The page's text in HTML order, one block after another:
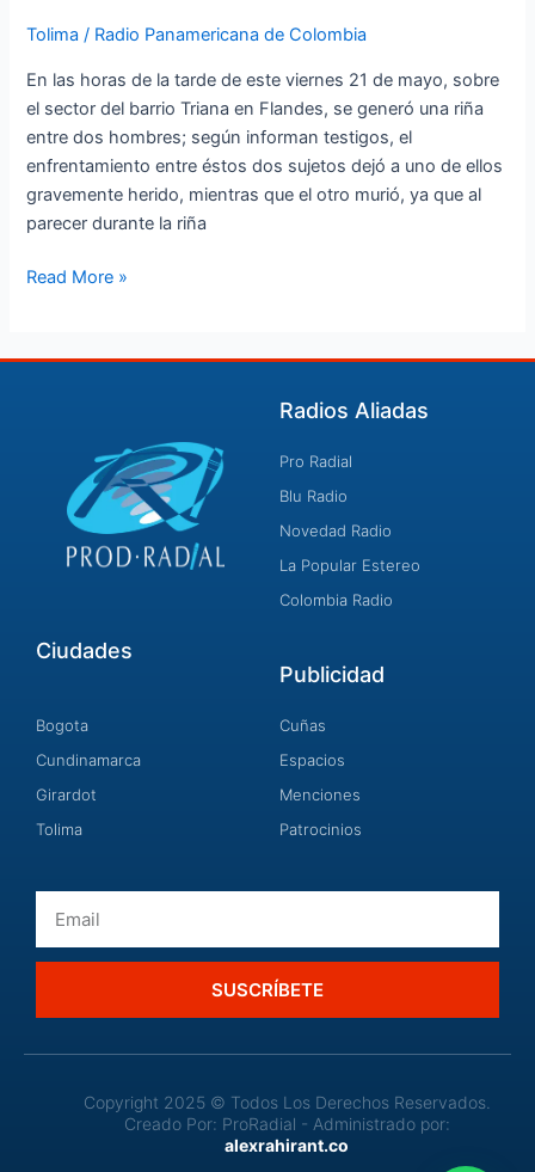
Tolima / Radio Panamericana de Colombia
En las horas de la tarde de este viernes 21 de mayo, sobre
el sector del barrio Triana en Flandes, se generó una riña
entre dos hombres; según informan testigos, el
enfrentamiento entre éstos dos sujetos dejó a uno de ellos
gravemente herido, mientras que el otro murió, ya que al
parecer durante la riña
Read More »
Radios Aliadas
Pro Radial
Blu Radio
Novedad Radio
La Popular Estereo
Colombia Radio
Ciudades
Bogota
Cundinamarca
Girardot
Tolima
Publicidad
Cuñas
Espacios
Menciones
Patrocinios
SUSCRÍBETE
Copyright 2025 © Todos Los Derechos Reservados.
Creado Por: ProRadial - Administrado por:
alexrahirant.co